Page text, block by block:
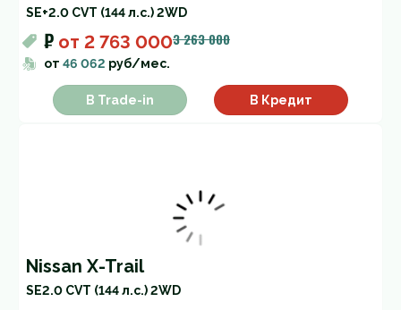
SE+2.0 CVT (144 л.с.) 2WD
₽ от 2 763 0003 263 000
от 46 062 руб/мес.
В Trade-in В Кредит
Nissan X-Trail
SE2.0 CVT (144 л.с.) 2WD